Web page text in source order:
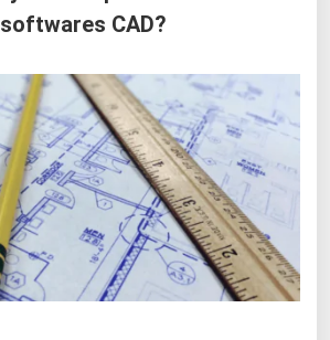
softwares CAD?